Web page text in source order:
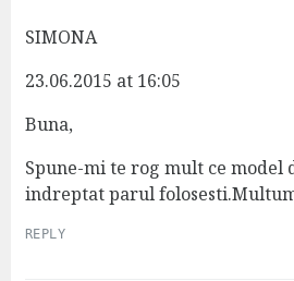
SIMONA
23.06.2015 at 16:05
Buna,
Spune-mi te rog mult ce model
indreptat parul
REPLY